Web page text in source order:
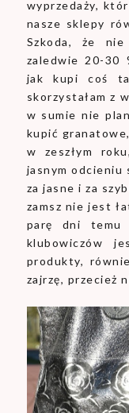
wyprzedaży,
nasze sklepy
Szkoda, że
zaledwie 20-30
jak kupi coś
skorzystałam z
w sumie nie
kupić
w zeszłym
jasnym odcieniu
za jasne i za
zamsz nie jest
parę dni temu
klubowiczów
produkty,
zajrzę, przecież